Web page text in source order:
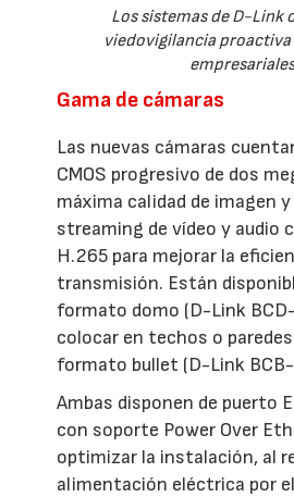
Los sistemas de D-Link
viedovigilancia
Gama de cámaras
Las nuevas cámaras
CMOS progresivo de dos
máxima calidad de imagen
streaming de vídeo y audio
H.265 para mejorar la
transmisión. Están
formato domo (D-Link
colocar en techos o
formato bullet (D-Link BCB-
Ambas disponen de puerto
con soporte Power Over
optimizar la instalación, al
alimentación eléctrica por